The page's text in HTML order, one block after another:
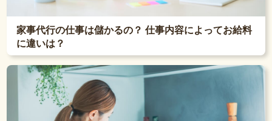
家事代行の仕事は儲かるの？ 仕事内容によってお給料
に違いは？